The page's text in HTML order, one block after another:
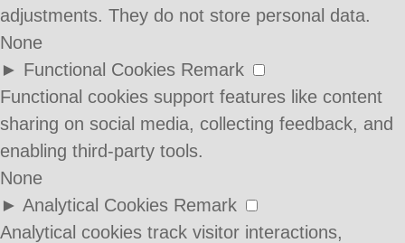
adjustments. They do not store personal data.
None
► Functional Cookies Remark
Functional cookies support features like content
sharing on social media, collecting feedback, and
enabling third-party tools.
None
► Analytical Cookies Remark
Analytical cookies track visitor interactions,